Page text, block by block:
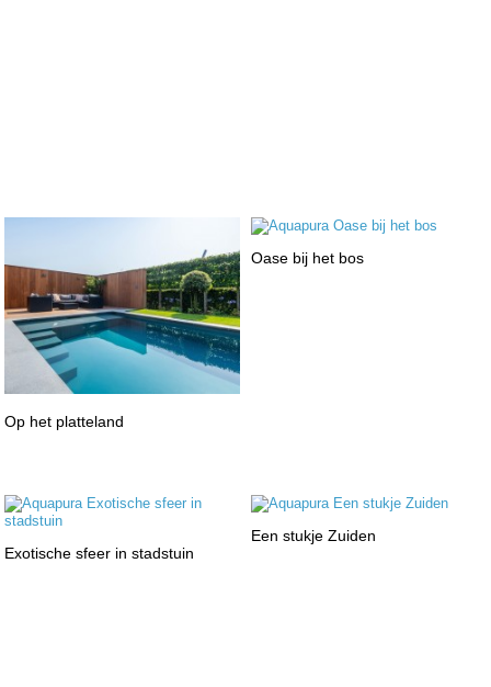
Op het platteland
Oase bij het bos
Exotische sfeer in stadstuin
Een stukje Zuiden